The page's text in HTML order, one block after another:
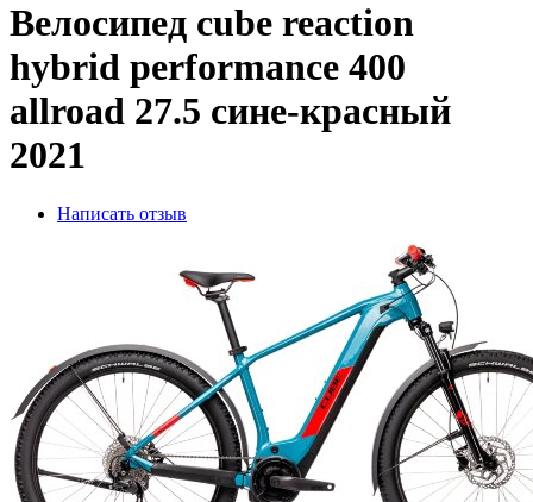
Велосипед cube reaction
hybrid performance 400
allroad 27.5 сине-красный
2021
Написать отзыв